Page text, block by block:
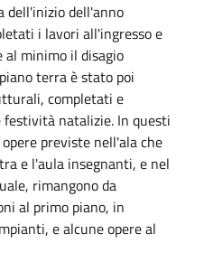
dell'inizio dell'anno
i lavori all'ingresso e
minimo il disagio
terra è stato poi
completati e
natalizie. In questi
previste nell'ala che
e l'aula insegnanti, e nel
rimangono da
al primo piano, in
e alcune opere al